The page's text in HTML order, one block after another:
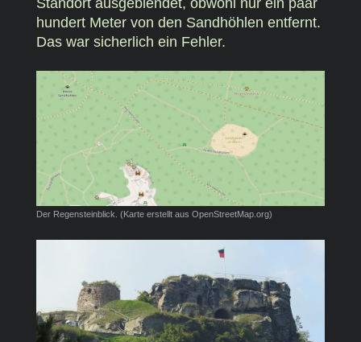
hundert Meter von den Sandhöhlen entfernt.
Das war sicherlich ein Fehler.
Der Regensteinblick. (Karte erstellt aus OpenStreetMap.org)